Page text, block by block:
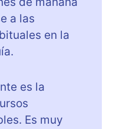
a las
en la
es la
Es muy